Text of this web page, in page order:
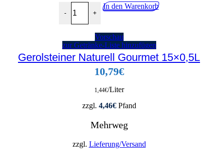
-
Haaner feinperlend 6x1,0L Menge
+
In den Warenkorb
Vorschau
zur Getränke-Liste hinzufügen
Gerolsteiner Naturell Gourmet 15×0,5L
10,79€
1,44€/Liter
zzgl. 4,46€Pfand
Mehrweg
zzgl. Lieferung/Versand